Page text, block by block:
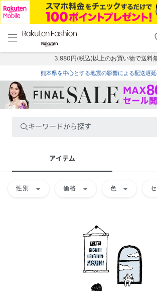
menu home
トップ
3,980円(税込)以上のお買い物で送料
熊本県を中心とする地震の影響による配送遅
キーワードから探す
アイテム
性別 arrow_drop_down 価格 arrow_drop_down 色 arrow_drop_down